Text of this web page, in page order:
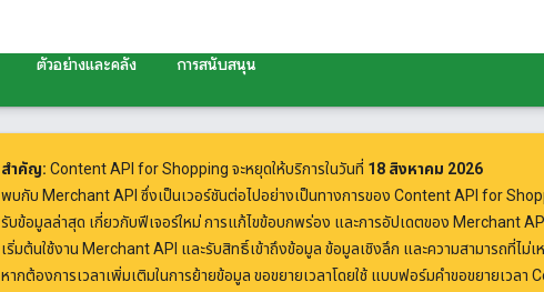
ตัวอย่างและคลัง การสนับสนุน
สำคัญ: Content API for Shopping จะหยุดให้บริการในวันที่ 18 สิงหาคม 2026
พบกับ Merchant API ซึ่งเป็นเวอร์ชันต่อไปอย่างเป็นทางการของ Content API for
รับข้อมูลล่าสุด เกี่ยวกับฟีเจอร์ใหม่ การแก้ไขข้อบกพร่อง และการอัปเดตของ Merchant API
เริ่มต้นใช้งาน Merchant API และรับสิทธิ์เข้าถึงข้อมูล ข้อมูลเชิงลึก และความสามารถที่ไม่เ
หากต้องการเวลาเพิ่มเติมในการย้ายข้อมูล ขอขยายเวลาโดยใช้ แบบฟอร์มคำขอขยายเวลา